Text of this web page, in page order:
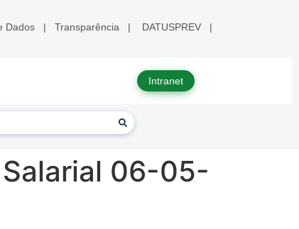
Dados | Transparência | DATUSPREV |
Intranet
06-05-